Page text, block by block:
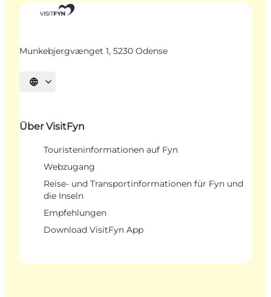
Munkebjergvænget 1, 5230 Odense
Sprache auswählen
Über VisitFyn
Touristeninformationen auf Fyn
Webzugang
Reise- und Transportinformationen für Fyn und
die Inseln
Empfehlungen
Download VisitFyn App